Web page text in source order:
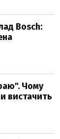
Bosch:
Чому
вистачить